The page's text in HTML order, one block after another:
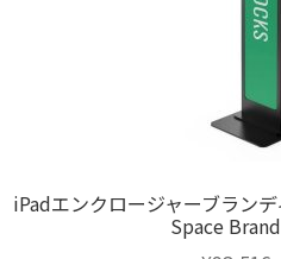
iPadエンクロージャーブラン
Space